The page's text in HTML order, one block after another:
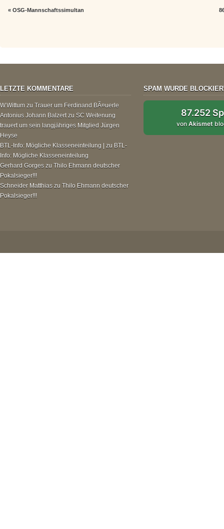
«OSG-Mannschaftssimultan
LETZTE KOMMENTARE
W.Wittum zu Trauer um Ferdinand BÃ¤uerle
Antonius Johann Balzertzu SC Weitenung
trauert um sein langjähriges Mitglied Jürgen
Heyse
BTL-Info: Mögliche Klasseneinteilung |
zu BTL-
Info: Mögliche Klasseneinteilung
Gerhard Gorges zu Thilo Ehmann deutscher
Pokalsieger!!!
Schneider Matthias zu Thilo Ehmann deutscher
Pokalsieger!!!
SPAM WURDE
87.252
vonAkismet